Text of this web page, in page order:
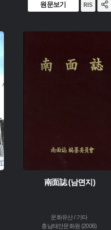
원문보기
주제 :
유형 :
南面誌 (남면지)
문화유산 / 기타
충남태안문화원 (2006)